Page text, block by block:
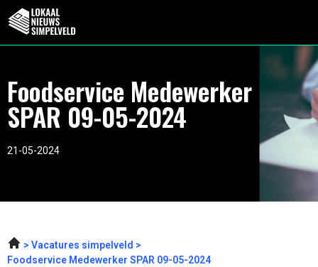
Foodservice Medewerker
SPAR 09-05-2024
21-05-2024
Vacatures simpelveld
Foodservice Medewerker SPAR 09-05-2024